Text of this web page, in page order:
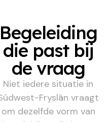
Begeleiding
die past bij
de vraag
Niet iedere situatie in
Fryslân vraagt
om dezelfde vorm van